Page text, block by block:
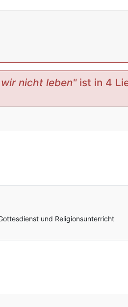
nicht leben"ist in 4
und Religionsunterricht